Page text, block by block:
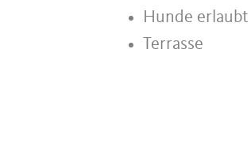
Hunde erlaubt
Terrasse